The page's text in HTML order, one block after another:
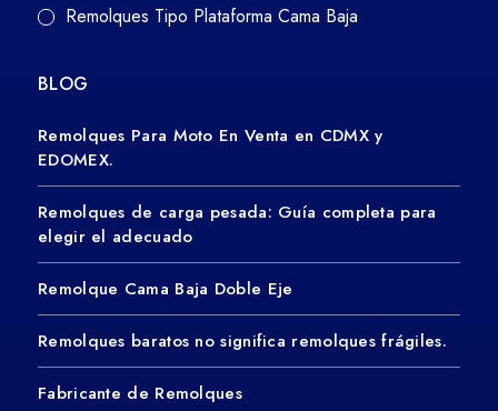
Remolques Tipo Plataforma Cama Baja
BLOG
Remolques Para Moto En Venta en CDMX y
EDOMEX.
Remolques de carga pesada: Guía completa para
elegir el adecuado
Remolque Cama Baja Doble Eje
Remolques baratos no significa remolques frágiles.
Fabricante de Remolques